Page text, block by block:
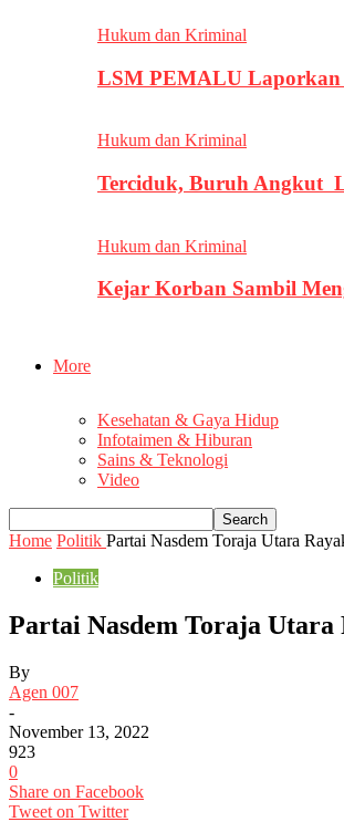
Hukum dan Kriminal
LSM PEMALU Laporkan
Hukum dan Kriminal
Terciduk, Buruh Angkut
Hukum dan Kriminal
Kejar Korban Sambil
More
Kesehatan & Gaya Hidup
Infotaimen & Hiburan
Sains & Teknologi
Video
Home Politik Partai Nasdem Toraja Utara
Politik
Partai Nasdem Toraja
By
Agen 007
-
November 13, 2022
923
0
Share on Facebook
Tweet on Twitter